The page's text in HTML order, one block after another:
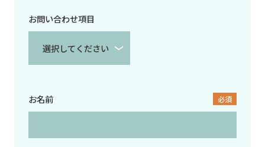
お問い合わせ項目
お名前 必須